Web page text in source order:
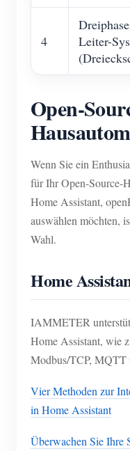
4
Leiter-
Open-
Wenn Sie ein
für Ihr Open-Source-
Home Assistant,
auswählen möchten,
Wahl.
Home
IAMMETER
Home Assistant, wie
Modbus/TCP, MQTT
Vier Methoden zur
in Home Assistant
Überwachen Sie Ihre